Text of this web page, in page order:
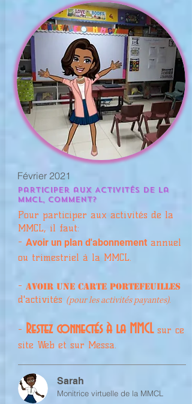
Février 2021
Participer aux Activités de la
MMCL, Comment?
Pour participer aux activités de la
MMCL, il faut:
- Avoir un plan d'abonnementannuel
ou trimestriel à la MMCL.
- Avoir une Carte Portefeuilles
d'activités (pour les activités payantes).
- Restez connectés à la MMCLsur ce
site Web et sur Messa.
Monitrice virtuelle de la MMCL
Sarah